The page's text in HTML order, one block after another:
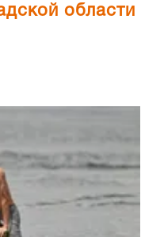
области